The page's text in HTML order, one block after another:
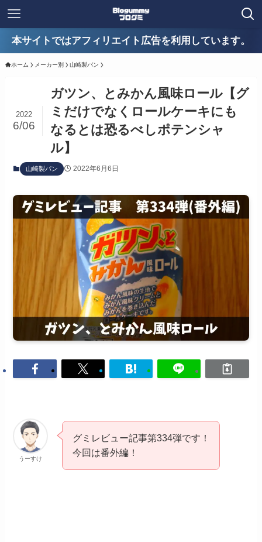
本サイトではアフィリエイト広告を利用しています。
ホーム メーカー別 山崎製パン
ガツン、とみかん風味ロール【グ
ミだけでなくロールケーキにも
なるとは恐るべしポテンシャ
ル】
2022
6/06
山崎製パン 2022年6月6日
うーすけ
グミレビュー記事第334弾です！
今回は番外編！